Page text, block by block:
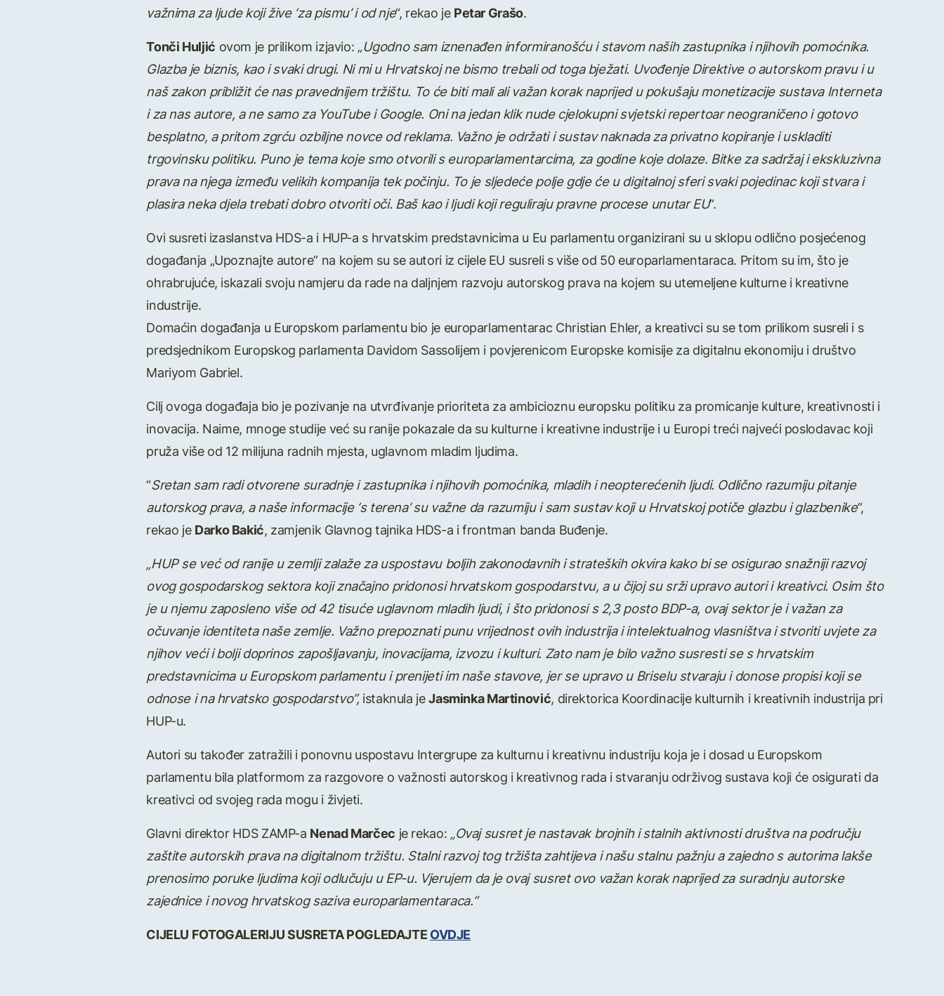
važnima za ljude koji žive ‘za pismu’ i od nje“, rekao jePetar Grašo.
Tonči Huljić ovom je prilikom izjavio: „Ugodno sam iznenađen informiranošću i stavom naših zastupnika i njihovih pomoćnika.
Glazba je biznis, kao i svaki drugi. Ni mi u Hrvatskoj ne bismo trebali od toga bježati. Uvođenje Direktive o autorskom pravu i u
naš zakon približit će nas pravednijem tržištu. To će biti mali ali važan korak naprijed u pokušaju monetizacije sustava Interneta
i za nas autore, a ne samo za YouTube i Google. Oni na jedan klik nude cjelokupni svjetski repertoar neograničeno i gotovo
besplatno, a pritom zgrću ozbiljne novce od reklama. Važno je održati i sustav naknada za privatno kopiranje i uskladiti
trgovinsku politiku. Puno je tema koje smo otvorili s europarlamentarcima, za godine koje dolaze. Bitke za sadržaj i ekskluzivna
prava na njega između velikih kompanija tek počinju. To je sljedeće polje gdje će u digitalnoj sferi svaki pojedinac koji stvara i
plasira neka djela trebati dobro otvoriti oči. Baš kao i ljudi koji reguliraju pravne procese unutar EU“.
Ovi susreti izaslanstva HDS-a i HUP-a s hrvatskim predstavnicima u Eu parlamentu organizirani su u sklopu odlično posjećenog
događanja „Upoznajte autore“ na kojem su se autori iz cijele EU susreli s više od 50 europarlamentaraca. Pritom su im, što je
ohrabrujuće, iskazali svoju namjeru da rade na daljnjem razvoju autorskog prava na kojem su utemeljene kulturne i kreativne
industrije.
Domaćin događanja u Europskom parlamentu bio je europarlamentarac Christian Ehler, a kreativci su se tom prilikom susreli i s
predsjednikom Europskog parlamenta Davidom Sassolijem i povjerenicom Europske komisije za digitalnu ekonomiju i društvo
Mariyom Gabriel.
Cilj ovoga događaja bio je pozivanje na utvrđivanje prioriteta za ambicioznu europsku politiku za promicanje kulture, kreativnosti i
inovacija. Naime, mnoge studije već su ranije pokazale da su kulturne i kreativne industrije i u Europi treći najveći poslodavac koji
pruža više od 12 milijuna radnih mjesta, uglavnom mladim ljudima.
“Sretan sam radi otvorene suradnje i zastupnika i njihovih pomoćnika, mladih i neopterećenih ljudi. Odlično razumiju pitanje
autorskog prava, a naše informacije ‘s terena’ su važne da razumiju i sam sustav koji u Hrvatskoj potiče glazbu i glazbenike“,
rekao jeDarko Bakić, zamjenik Glavnog tajnika HDS-a i frontman banda Buđenje.
„HUP se već od ranije u zemlji zalaže za uspostavu boljih zakonodavnih i strateških okvira kako bi se osigurao snažniji razvoj
ovog gospodarskog sektora koji značajno pridonosi hrvatskom gospodarstvu, a u čijoj su srži upravo autori i kreativci. Osim što
je u njemu zaposleno više od 42 tisuće uglavnom mladih ljudi, i što pridonosi s 2,3 posto BDP-a, ovaj sektor je i važan za
očuvanje identiteta naše zemlje. Važno prepoznati punu vrijednost ovih industrija i intelektualnog vlasništva i stvoriti uvjete za
njihov veći i bolji doprinos zapošljavanju, inovacijama, izvozu i kulturi. Zato nam je bilo važno susresti se s hrvatskim
predstavnicima u Europskom parlamentu i prenijeti im naše stavove, jer se upravo u Briselu stvaraju i donose propisi koji se
odnose i na hrvatsko gospodarstvo”,istaknula jeJasminka Martinović, direktorica Koordinacije kulturnih i kreativnih industrija pri
HUP-u.
Autori su također zatražili i ponovnu uspostavu Intergrupe za kulturnu i kreativnu industriju koja je i dosad u Europskom
parlamentu bila platformom za razgovore o važnosti autorskog i kreativnog rada i stvaranju održivog sustava koji će osigurati da
kreativci od svojeg rada mogu i živjeti.
Glavni direktor HDS ZAMP-a Nenad Marčec je rekao: „Ovaj susret je nastavak brojnih i stalnih aktivnosti društva na području
zaštite autorskih prava na digitalnom tržištu. Stalni razvoj tog tržišta zahtijeva i našu stalnu pažnju a zajedno s autorima lakše
prenosimo poruke ljudima koji odlučuju u EP-u. Vjerujem da je ovaj susret ovo važan korak naprijed za suradnju autorske
zajednice i novog hrvatskog saziva europarlamentaraca.“
CIJELU FOTOGALERIJU SUSRETA POGLEDAJTEOVDJE